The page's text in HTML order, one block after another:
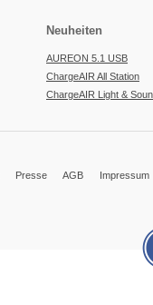
Neuheiten
AUREON 5.1 USB
ChargeAIR All Station
ChargeAIR Light &
Presse AGB Impressum